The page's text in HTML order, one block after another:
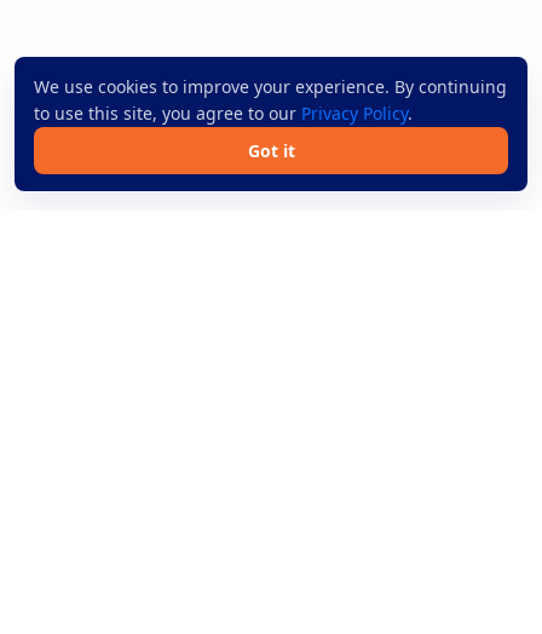
We use cookies to improve your experience. By continuing
to use this site, you agree to our Privacy Policy.
Got it